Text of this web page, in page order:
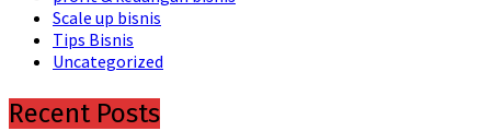
Scale up bisnis
Tips Bisnis
Uncategorized
Recent Posts